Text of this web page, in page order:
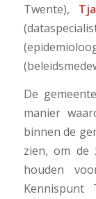
Twente),
De
manier
binnen de
zien, om de
houden
Kennispunt